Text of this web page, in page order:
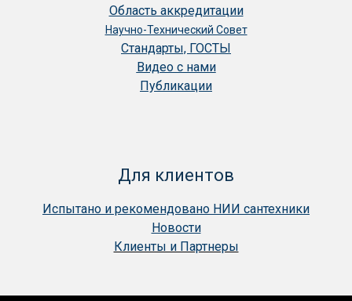
Область аккредитации
Научно-Технический Совет
Стандарты, ГОСТЫ
Видео с нами
Публикации
Для клиентов
Испытано и рекомендовано НИИ сантехники
Новости
Клиенты и Партнеры